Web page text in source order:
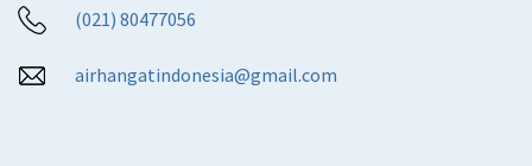
(021) 80477056
airhangatindonesia@gmail.com